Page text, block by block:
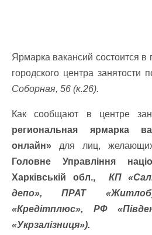
Ярмарка вакансий состоится
городского центра занятости
Соборная, 56 (к.26).
Как сообщают в центре
региональная ярмарка
онлайн» для лиц, желающих
Головне Управління
Харківській обл.,
КП
депо», ПРАТ
«Кредітплюс», РФ
«Укрзалізниця»).